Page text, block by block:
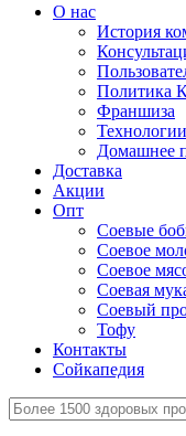
О нас
История
Политика
Франшиза
Технологии
Домашнее
Доставка
Акции
Опт
Соевые
Соевое
Соевое
Соевая
Соевый
Тофу
Контакты
Сойкапедия